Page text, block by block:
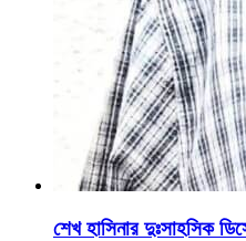
শেখ হাসিনার দুঃসাহসিক